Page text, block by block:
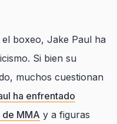
boxeo, Jake Paul ha
Si bien su
muchos cuestionan
ha enfrentado
MMA y a figuras